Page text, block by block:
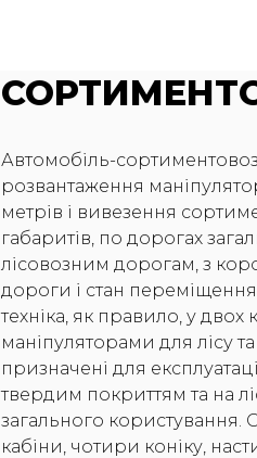
Автомобіль-
розвантаження
метрів і вивезення
габаритів, по дорогах
лісовозним дорогам, з
дороги і стан
техніка, як правило, у
маніпуляторами для лісу
призначені для
твердим покриттям та на
загального
кабіни, чотири коніку,